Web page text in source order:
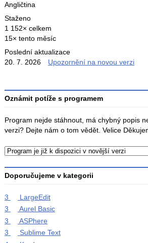
Angličtina
Staženo
1 152× celkem
15× tento měsíc
Poslední aktualizace
20. 7. 2026
Upozornění na novou verzi
Oznámit potíže s programem
Program nejde stáhnout, má chybný popis
verzi? Dejte nám o tom vědět. Velice
Doporučujeme v kategorii
3
LargeEdit
3
Aurel Basic
3
ASPhere
3
Sublime Text